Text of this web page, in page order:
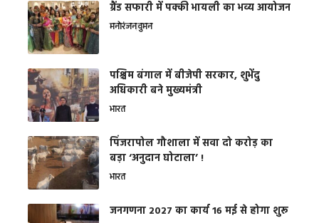
ग्रैंड सफारी में पक्की भायली का भव्य आयोजन
मनोरंजनवुमन
पश्चिम बंगाल में बीजेपी सरकार, शुभेंदु
अधिकारी बने मुख्यमंत्री
भारत
​पिंजरापोल गौशाला में सवा दो करोड़ का
बड़ा ‘अनुदान घोटाला’ !
भारत
जनगणना 2027 का कार्य 16 मई से होगा शुरू